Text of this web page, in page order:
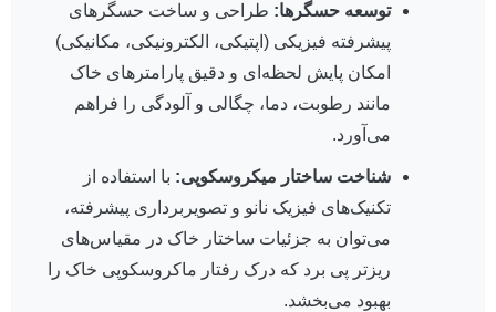
توسعه حسگرها: طراحی و ساخت حسگرهای
پیشرفته فیزیکی (اپتیکی، الکترونیکی، مکانیکی)
امکان پایش لحظه‌ای و دقیق پارامترهای خاک
مانند رطوبت، دما، چگالی و آلودگی را فراهم
می‌آورد.
شناخت ساختار میکروسکوپی: با استفاده از
تکنیک‌های فیزیک نانو و تصویربرداری پیشرفته،
می‌توان به جزئیات ساختار خاک در مقیاس‌های
ریزتر پی برد که درک رفتار ماکروسکوپی خاک را
بهبود می‌بخشد.